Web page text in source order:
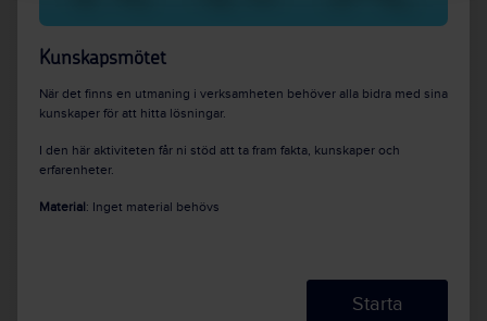
Kunskapsmötet
När det finns en utmaning i verksamheten behöver alla bidra med sina
kunskaper för att hitta lösningar.
I den här aktiviteten får ni stöd att ta fram fakta, kunskaper och
erfarenheter.
Material: Inget material behövs
Starta